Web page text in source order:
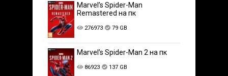
Marvel’s Spider-Man
Remastered на пк
276973 79 GB
Marvel’s Spider-Man 2 на пк
86923 137 GB